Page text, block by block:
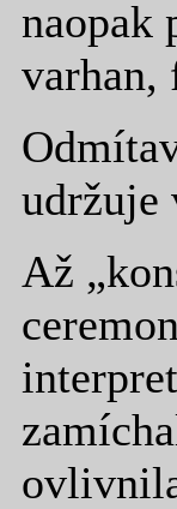
naopak
varhan,
udržuje
Až